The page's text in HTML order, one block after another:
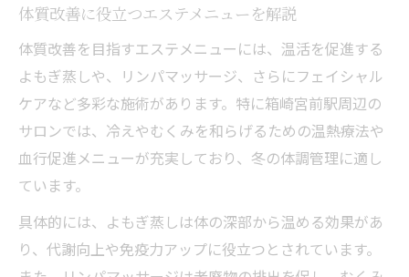
体質改善に役立つエステメニューを解説
体質改善を目指すエステメニューには、温活を促進する
よもぎ蒸しや、リンパマッサージ、さらにフェイシャル
ケアなど多彩な施術があります。特に箱崎宮前駅周辺の
サロンでは、冷えやむくみを和らげるための温熱療法や
血行促進メニューが充実しており、冬の体調管理に適し
ています。
具体的には、よもぎ蒸しは体の深部から温める効果があ
り、代謝向上や免疫力アップに役立つとされています。